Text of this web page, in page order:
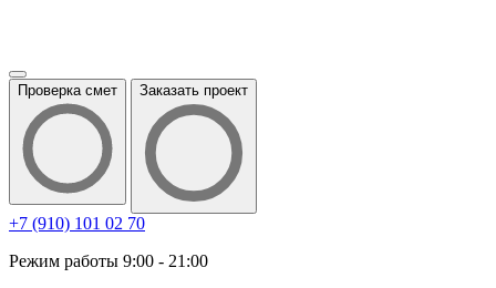
Проверка смет Заказать проект
+7 (910) 101 02 70
Режим работы 9:00 - 21:00